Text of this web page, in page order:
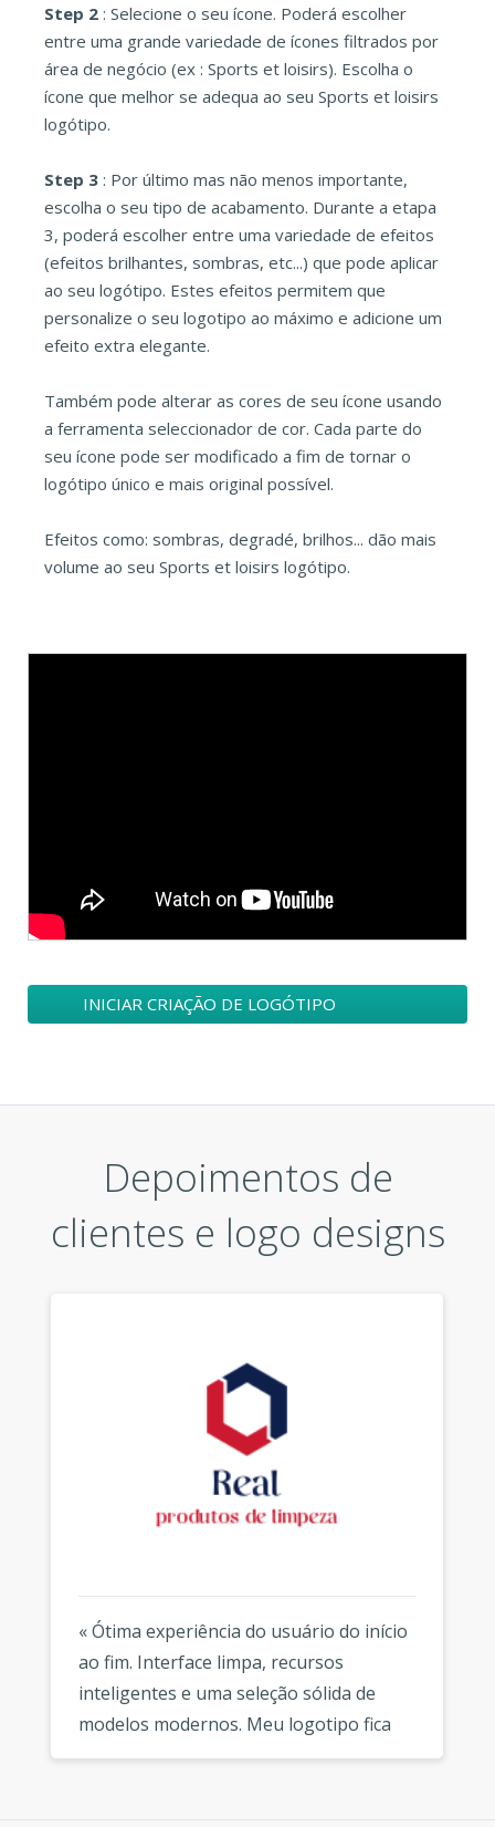
Step 2 : Selecione o seu ícone. Poderá escolher
entre uma grande variedade de ícones filtrados por
área de negócio (ex : Sports et loisirs). Escolha o
ícone que melhor se adequa ao seu Sports et loisirs
logótipo.
Step 3 : Por último mas não menos importante,
escolha o seu tipo de acabamento. Durante a etapa
3, poderá escolher entre uma variedade de efeitos
(efeitos brilhantes, sombras, etc...) que pode aplicar
ao seu logótipo. Estes efeitos permitem que
personalize o seu logotipo ao máximo e adicione um
efeito extra elegante.
Também pode alterar as cores de seu ícone usando
a ferramenta seleccionador de cor. Cada parte do
seu ícone pode ser modificado a fim de tornar o
logótipo único e mais original possível.
Efeitos como: sombras, degradé, brilhos... dão mais
volume ao seu Sports et loisirs logótipo.
INICIAR CRIAÇÃO DE LOGÓTIPO
Depoimentos de
clientes e logo designs
« Ótima experiência do usuário do início
ao fim. Interface limpa, recursos
inteligentes e uma seleção sólida de
modelos modernos. Meu logotipo fica
fantástico em todos os lugares que uso.